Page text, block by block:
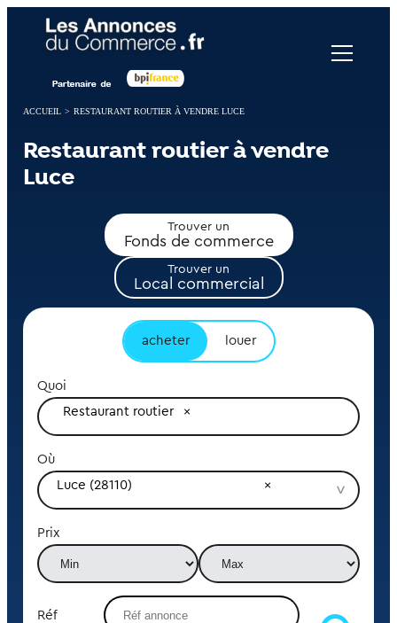
ACCUEIL > RESTAURANT ROUTIER À VENDRE LUCE
Restaurant routier à vendre
Luce
Trouver un
Fonds de commerce
Trouver un
Local commercial
acheter louer
Quoi
Restaurant routier
Où
Luce (28110)
Prix
Réf
Panneau de gestion des cookies